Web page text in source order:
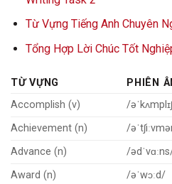
Từ Vựng Tiếng Anh Chuyên
Tổng Hợp Lời Chúc Tốt
TỪ VỰNG PHIÊN
Accomplish (v)
/
Achievement (n)
/
Advance (n)
/
Award (n)
/əˈwɔːd/